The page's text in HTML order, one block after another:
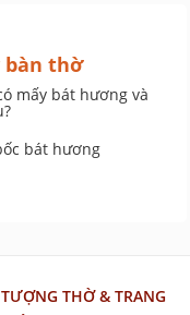
bàn thờ
mấy bát hương và
bát hương
TƯỢNG THỜ & TRANG